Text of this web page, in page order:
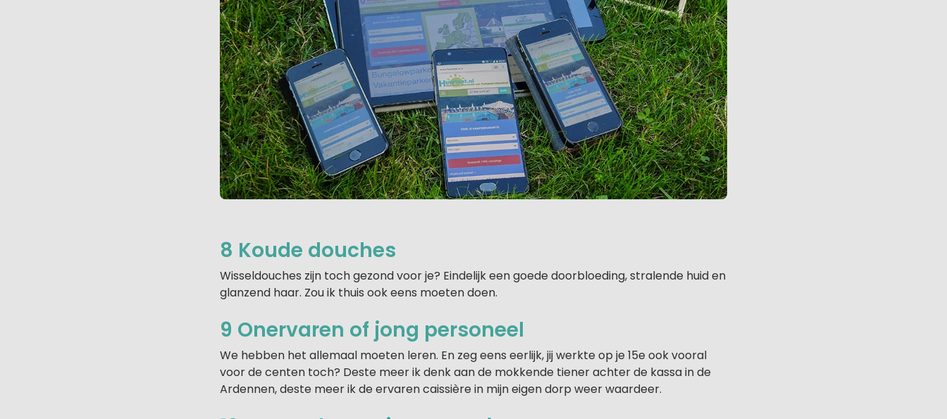
8 Koude douches
Wisseldouches zijn toch gezond voor je? Eindelijk een goede doorbloeding, stralende huid en
glanzend haar. Zou ik thuis ook eens moeten doen.
9 Onervaren of jong personeel
We hebben het allemaal moeten leren. En zeg eens eerlijk, jij werkte op je 15e ook vooral
voor de centen toch? Deste meer ik denk aan de mokkende tiener achter de kassa in de
Ardennen, deste meer ik de ervaren caissière in mijn eigen dorp weer waardeer.